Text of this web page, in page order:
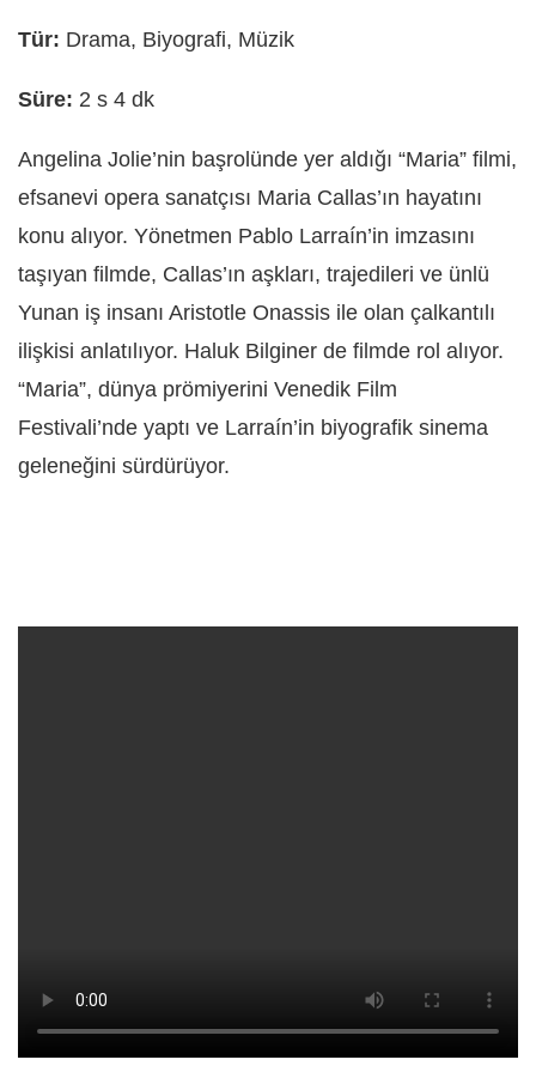
Tür: Drama, Biyografi, Müzik
Süre: 2 s 4 dk
Angelina Jolie’nin başrolünde yer aldığı “Maria” filmi,
efsanevi opera sanatçısı Maria Callas’ın hayatını
konu alıyor. Yönetmen Pablo Larraín’in imzasını
taşıyan filmde, Callas’ın aşkları, trajedileri ve ünlü
Yunan iş insanı Aristotle Onassis ile olan çalkantılı
ilişkisi anlatılıyor. Haluk Bilginer de filmde rol alıyor.
“Maria”, dünya prömiyerini Venedik Film
Festivali’nde yaptı ve Larraín’in biyografik sinema
geleneğini sürdürüyor.